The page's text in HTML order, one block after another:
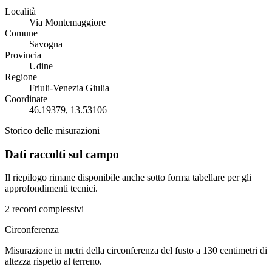
Località
Via Montemaggiore
Comune
Savogna
Provincia
Udine
Regione
Friuli-Venezia Giulia
Coordinate
46.19379, 13.53106
Storico delle misurazioni
Dati raccolti sul campo
Il riepilogo rimane disponibile anche sotto forma tabellare per gli
approfondimenti tecnici.
2 record complessivi
Circonferenza
Misurazione in metri della circonferenza del fusto a 130 centimetri di
altezza rispetto al terreno.